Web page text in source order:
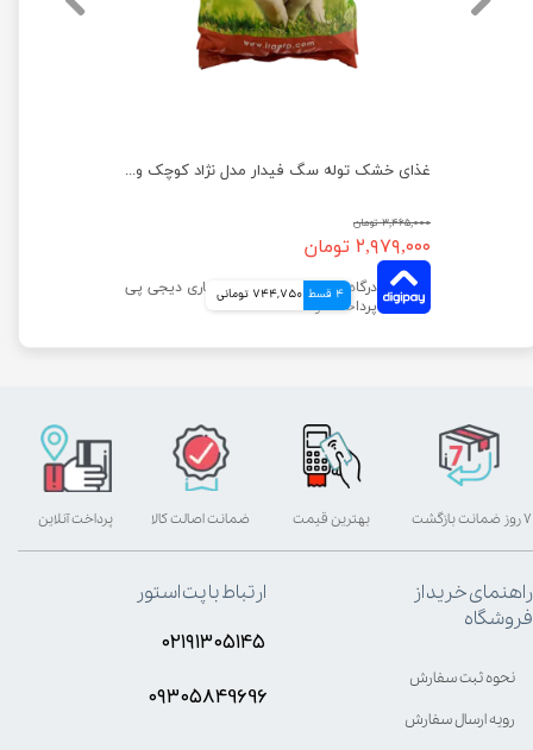
غذای خشک توله سگ فیدار مدل نژاد کوچک وزن 8 کیلوگرم
۳,۴۶۵,۰۰۰ تومان
۲,۹۷۹,۰۰۰ تومان
4 قسط 744,750 تومانی
بهترین قیمت پرداخت آنلاین ۷ روز ضمانت بازگشت ضمانت اصالت کالا
راهنمای خرید از
فروشگاه
نحوه ثبت سفارش
رویه ارسال سفارش
ارتباط با پت استور
۰۲۱۹۱۳۰۵۱۴۵
۰۹۳۰۵8۴9696